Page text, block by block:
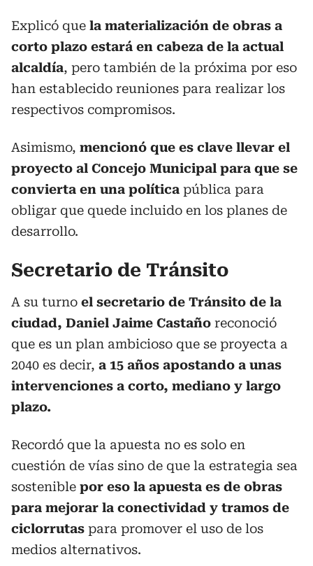
Explicó que la materialización de obras a
corto plazo estará en cabeza de la actual
alcaldía, pero también de la próxima por eso
han establecido reuniones para realizar los
respectivos compromisos.
Asimismo, mencionó que es clave llevar el
proyecto al Concejo Municipal para que se
convierta en una política pública para
obligar que quede incluido en los planes de
desarrollo.
Secretario de Tránsito
A su turno el secretario de Tránsito de la
ciudad, Daniel Jaime Castaño reconoció
que es un plan ambicioso que se proyecta a
2040 es decir, a 15 años apostando a unas
intervenciones a corto, mediano y largo
plazo.
Recordó que la apuesta no es solo en
cuestión de vías sino de que la estrategia sea
sostenible por eso la apuesta es de obras
para mejorar la conectividad y tramos de
ciclorrutas para promover el uso de los
medios alternativos.